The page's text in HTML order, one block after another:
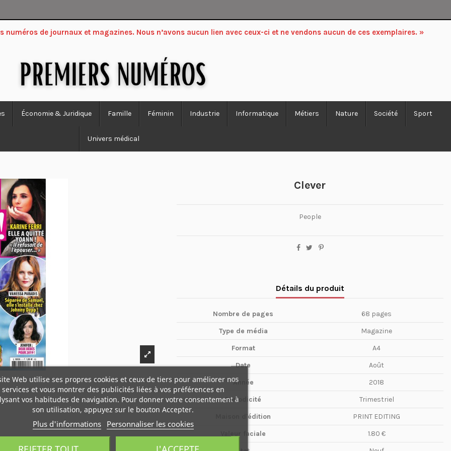
de journaux et magazines. Nous n’avons aucun lien avec ceux-ci et ne vendons aucun de ces exemplaires. »
Économie & Juridique Famille Féminin Industrie Informatique Métiers Nature Société Sport
Univers médical
Clever
People
Détails du produit
Nombre de pages
68 pages
Type de média
Magazine
Format
A4
Date
Août
Année
2018
Périodicité
Trimestriel
Maison d'édition
PRINT EDITING
Valeur faciale
1.80 €
Web utilise ses propres cookies et ceux de tiers pour améliorer nos
services et vous montrer des publicités liées à vos préférences en
vos habitudes de navigation. Pour donner votre consentement à
son utilisation, appuyez sur le bouton Accepter.
Plus d'informations Personnaliser les cookies